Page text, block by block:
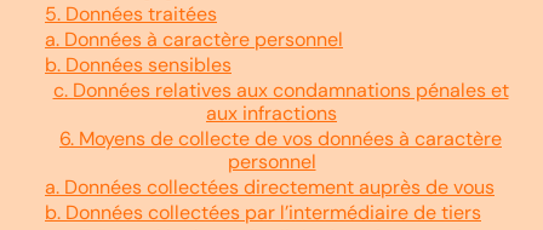
5. Données traitées
a. Données à caractère personnel
b. Données sensibles
c. Données relatives aux condamnations pénales et
aux infractions
6. Moyens de collecte de vos données à caractère
personnel
a. Données collectées directement auprès de vous
b. Données collectées par l’intermédiaire de tiers